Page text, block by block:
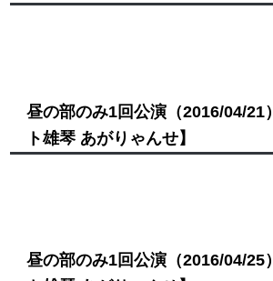
昼の部のみ1回公演（2016/04/21）
ト雄琴 あがりゃんせ】
昼の部のみ1回公演（2016/04/25）